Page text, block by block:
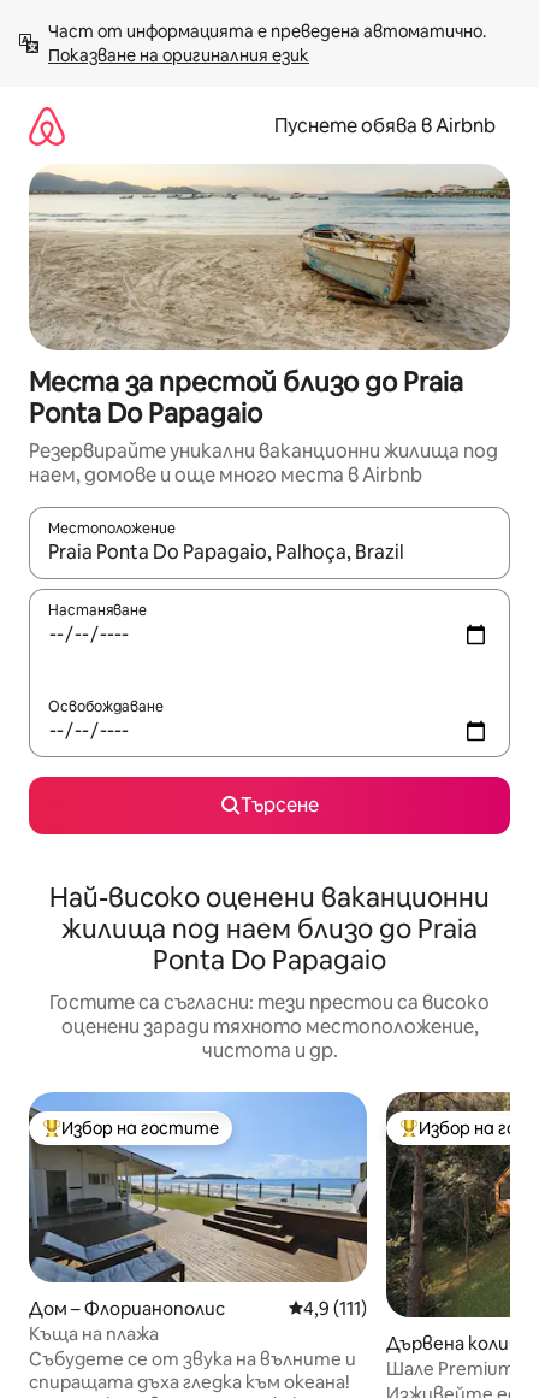
към
съдържанието
Показване на оригиналния език
Пуснете обява в Airbnb
Места за престой близо до Praia
Ponta Do Papagaio
Резервирайте уникални ваканционни жилища под
наем, домове и още много места в Airbnb
Местоположение
Когато резултатите се покажат, използвайте
Настаняване
Освобождаване
Търсене
Най-високо оценени ваканционни
жилища под наем близо до Praia
Ponta Do Papagaio
Гостите са съгласни: тези престои са високо
оценени заради тяхното местоположение,
чистота и др.
Най-популярен избор на гостите
Избор на гостите
Дом – Флорианополис Средна оценка: 4,9 от 5,
4,9 (111)
Къща на плажа
Събудете се от звука на вълните и
спиращата дъха гледка към океана!
Най-популярен
Избор на
Дървена колиба
Шале Premium,
До 6 вноски без